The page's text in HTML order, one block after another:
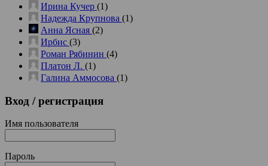
Ирина Кучер (1)
Надежда Крупнова (1)
Анна Ясная (2)
Ирбис (3)
Роман Рябинин (4)
Платон Л. (1)
Галина Аммосова (1)
Вход / регистрация
Имя пользователя
Пароль